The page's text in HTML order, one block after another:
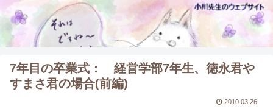
7年目の卒業式： 経営学部7年生、徳永君や
すまさ君の場合(前編)
2010.03.26